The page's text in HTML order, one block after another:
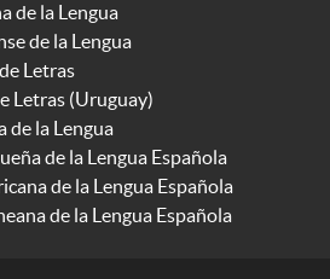
de la Lengua
de la Lengua
Letras
Letras (Uruguay)
de la Lengua
de la Lengua Española
de la Lengua Española
de la Lengua Española